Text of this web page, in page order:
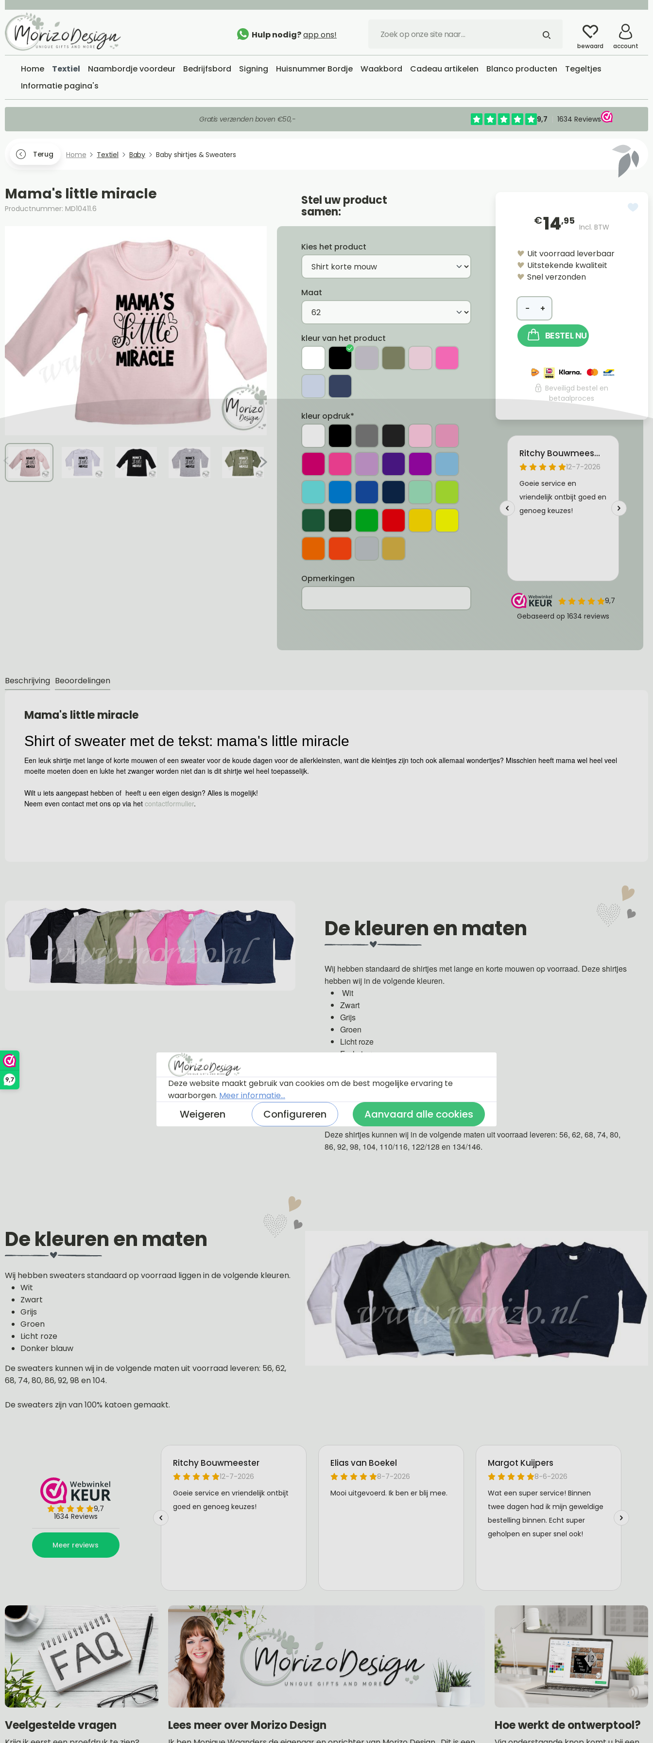
9,7
Hulp nodig?app ons!
bewaard account
Home Textiel Naambordje voordeur Bedrijfsbord Signing Huisnummer Bordje Waakbord Cadeau artikelen Blanco producten
Tegeltjes
Informatie pagina's
Gratis verzenden boven €50,-
Terug Home Textiel Baby Baby shirtjes & Sweaters
Mama's little miracle
Productnummer: MD10411.6
Stel uw product
samen:
Kies het product
Maat
kleur van het product
kleur opdruk*
Opmerkingen
€14,95
Incl. BTW
Uit voorraad leverbaar
Uitstekende kwaliteit
Snel verzonden
− +
BESTEL NU
Beveiligd bestel en
betaalproces
Beschrijving Beoordelingen
Mama's little miracle
Shirt of sweater met de tekst: mama's little miracle
Een leuk shirtje met lange of korte mouwen of een sweater voor de koude dagen voor de allerkleinsten, want die kleintjes zijn toch ook allemaal wondertjes? Misschien heeft mama wel heel veel
moeite moeten doen en lukte het zwanger worden niet dan is dit shirtje wel heel toepasselijk.
Wilt u iets aangepast hebben of heeft u een eigen design? Alles is mogelijk!
Neem even contact met ons op via het contactformulier.
De kleuren en maten
Wij hebben standaard de shirtjes met lange en korte mouwen op voorraad. Deze shirtjes
hebben wij in de volgende kleuren.
Wit
Zwart
Grijs
Groen
Licht roze
Fuchsia roze
Donker blauw
De shirtjes zijn van 100% katoen gemaakt.
Deze shirtjes kunnen wij in de volgende maten uit voorraad leveren: 56, 62, 68, 74, 80,
86, 92, 98, 104, 110/116, 122/128 en 134/146.
De kleuren en maten
Wij hebben sweaters standaard op voorraad liggen in de volgende kleuren.
Wit
Zwart
Grijs
Groen
Licht roze
Donker blauw
De sweaters kunnen wij in de volgende maten uit voorraad leveren: 56, 62,
68, 74, 80, 86, 92, 98 en 104.
De sweaters zijn van 100% katoen gemaakt.
Veelgestelde vragen Lees meer over Morizo Design Hoe werkt de ontwerptool?
Deze website maakt gebruik van cookies om de best mogelijke ervaring te
waarborgen. Meer informatie...
Weigeren Configureren Aanvaard alle cookies